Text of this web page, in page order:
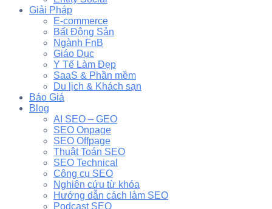
Giải Pháp
E-commerce
Bất Động Sản
Ngành FnB
Giáo Dục
Y Tế Làm Đẹp
SaaS & Phần mềm
Du lịch & Khách sạn
Báo Giá
Blog
AI SEO – GEO
SEO Onpage
SEO Offpage
Thuật Toán SEO
SEO Technical
Công cụ SEO
Nghiên cứu từ khóa
Hướng dẫn cách làm SEO
Podcast SEO